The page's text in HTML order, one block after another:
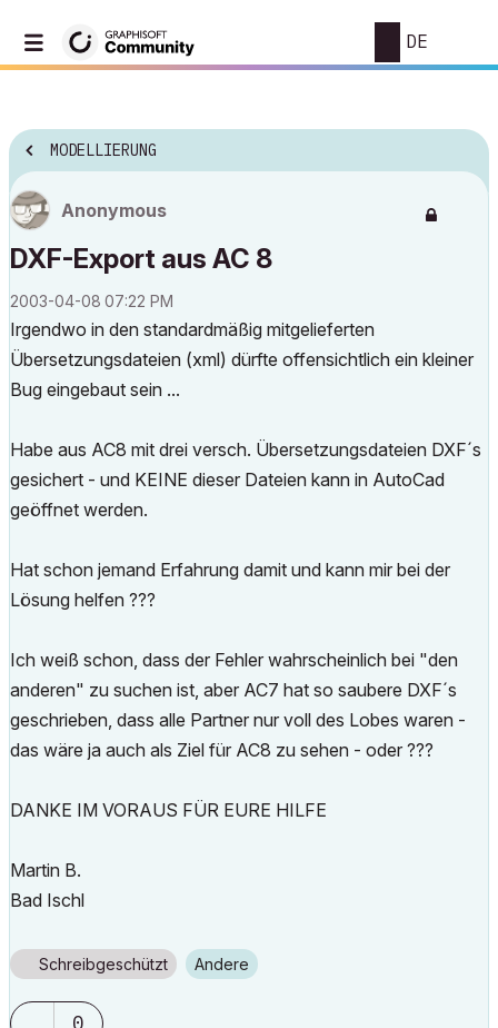
DE
MODELLIERUNG
Anonymous
DXF-Export aus AC 8
‎2003-04-08 07:22 PM
Irgendwo in den standardmäßig mitgelieferten
Übersetzungsdateien (xml) dürfte offensichtlich ein kleiner
Bug eingebaut sein ...
Habe aus AC8 mit drei versch. Übersetzungsdateien DXF´s
gesichert - und KEINE dieser Dateien kann in AutoCad
geöffnet werden.
Hat schon jemand Erfahrung damit und kann mir bei der
Lösung helfen ???
Ich weiß schon, dass der Fehler wahrscheinlich bei "den
anderen" zu suchen ist, aber AC7 hat so saubere DXF´s
geschrieben, dass alle Partner nur voll des Lobes waren -
das wäre ja auch als Ziel für AC8 zu sehen - oder ???
DANKE IM VORAUS FÜR EURE HILFE
Martin B.
Bad Ischl
Schreibgeschützt Andere